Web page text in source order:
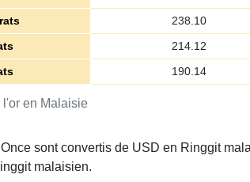
l'or en Malaisie
238.10
214.12
190.14
Once sont convertis de USD en Ringgit
malaisien.